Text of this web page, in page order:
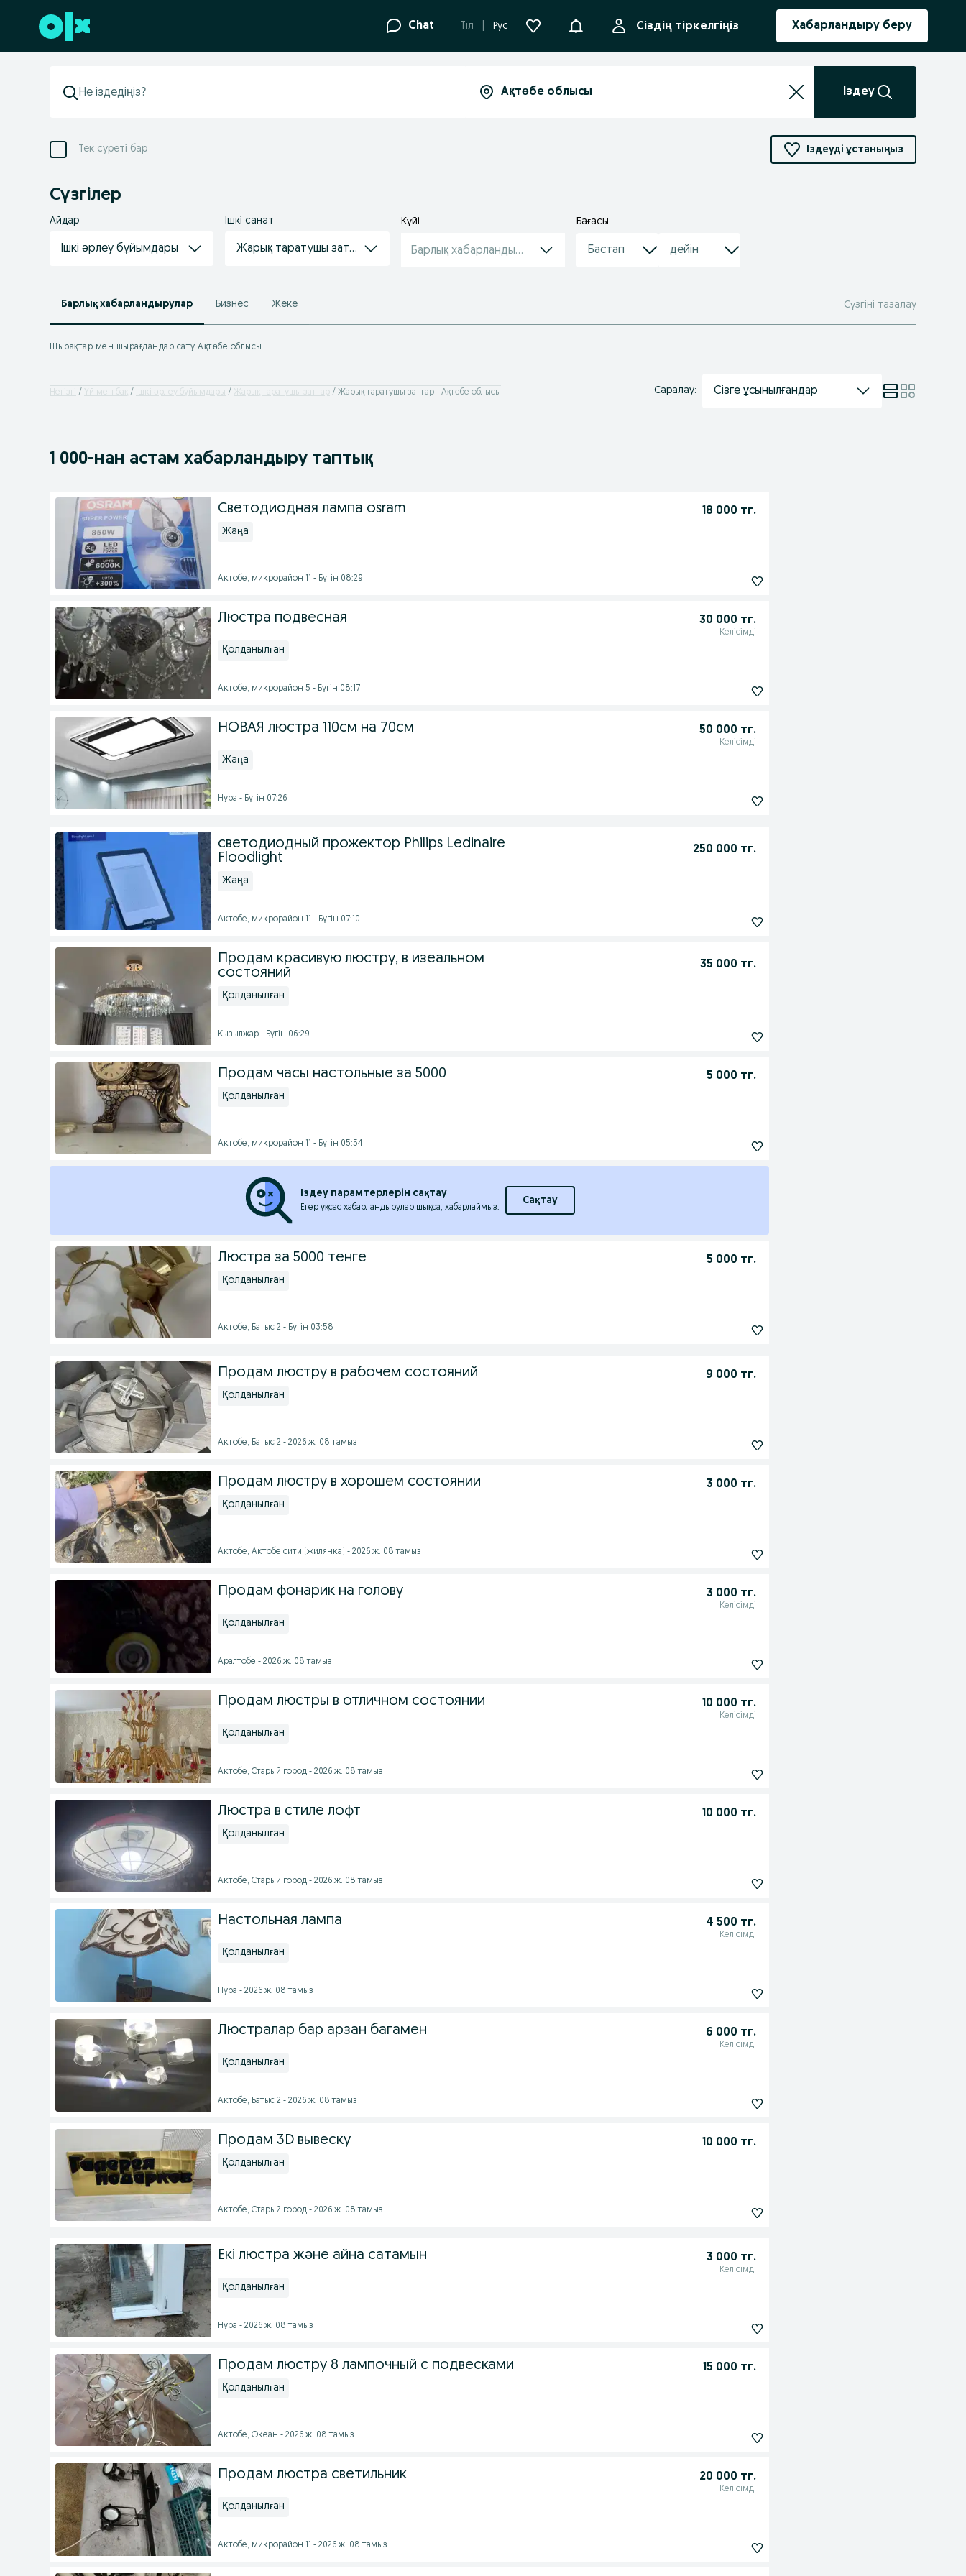
Төменгі деректемеге өту Chat Tіл Рус АқпараттандыруСіздің тіркелгіңіз Хабарландыру беру
Іздеу
Тек суреті бар Іздеуді ұстаныңыз
Сүзгілер
Айдар
Ішкі əрлеу бұйымдары
Ішкі санат
Жарық таратушы заттар
Күйі
Барлық хабарландырулар
Бағасы
Барлық хабарландырулар Бизнес Жеке Сүзгіні тазалау
Шырақтар мен шырағдандар сату Ақтөбе облысы
Негізгі Үй мен бақ Ішкі əрлеу бұйымдары Жарық таратушы заттар Жарық таратушы заттар - Ақтөбе облысы Саралау: Сізге ұсынылғандар
1 000-нан астам хабарландыру таптық
Светодиодная лампа osram 18 000 тг.
Жаңа
Актобе, микрорайон 11 - Бүгін 08:29
Люстра подвесная 30 000 тг.
Келісімді
Қолданылған
Актобе, микрорайон 5 - Бүгін 08:17
НОВАЯ люстра 110см на 70см 50 000 тг.
Келісімді
Жаңа
Нура - Бүгін 07:26
светодиодный прожектор Philips Ledinaire
Floodlight
250 000 тг.
Жаңа
Актобе, микрорайон 11 - Бүгін 07:10
Продам красивую люстру, в изеальном
состояний
35 000 тг.
Қолданылған
Кызылжар - Бүгін 06:29
Продам часы настольные за 5000 5 000 тг.
Қолданылған
Актобе, микрорайон 11 - Бүгін 05:54
Іздеу парамтерлерін сақтау
Егер ұқсас хабарландырулар шықса, хабарлаймыз.
Сақтау
Люстра за 5000 тенге 5 000 тг.
Қолданылған
Актобе, Батыс 2 - Бүгін 03:58
Продам люстру в рабочем состояний 9 000 тг.
Қолданылған
Актобе, Батыс 2 - 2026 ж. 08 тамыз
Продам люстру в хорошем состоянии 3 000 тг.
Қолданылған
Актобе, Актобе сити (жилянка) - 2026 ж. 08 тамыз
Продам фонарик на голову 3 000 тг.
Келісімді
Қолданылған
Аралтобе - 2026 ж. 08 тамыз
Продам люстры в отличном состоянии 10 000 тг.
Келісімді
Қолданылған
Актобе, Старый город - 2026 ж. 08 тамыз
Люстра в стиле лофт 10 000 тг.
Қолданылған
Актобе, Старый город - 2026 ж. 08 тамыз
Настольная лампа 4 500 тг.
Келісімді
Қолданылған
Нура - 2026 ж. 08 тамыз
Люстралар бар арзан багамен 6 000 тг.
Келісімді
Қолданылған
Актобе, Батыс 2 - 2026 ж. 08 тамыз
Продам 3D вывеску 10 000 тг.
Қолданылған
Актобе, Старый город - 2026 ж. 08 тамыз
Екі люстра және айна сатамын 3 000 тг.
Келісімді
Қолданылған
Нура - 2026 ж. 08 тамыз
Продам люстру 8 лампочный с подвесками 15 000 тг.
Қолданылған
Актобе, Океан - 2026 ж. 08 тамыз
Продам люстра светильник 20 000 тг.
Келісімді
Қолданылған
Актобе, микрорайон 11 - 2026 ж. 08 тамыз